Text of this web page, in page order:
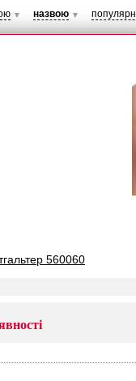
▼ назвою ▼
560060